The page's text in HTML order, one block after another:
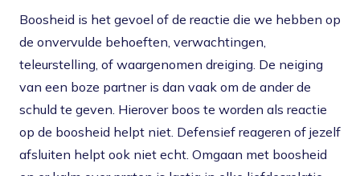
Boosheid is het gevoel of de reactie die we hebben op
de onvervulde behoeften, verwachtingen,
teleurstelling, of waargenomen dreiging. De neiging
van een boze partner is dan vaak om de ander de
schuld te geven. Hierover boos te worden als reactie
op de boosheid helpt niet. Defensief reageren of jezelf
afsluiten helpt ook niet echt. Omgaan met boosheid